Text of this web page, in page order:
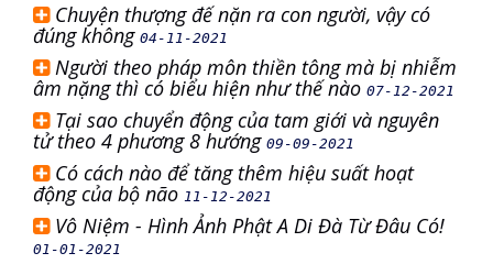
Chuyện thượng đế nặn ra con người, vậy có
đúng không 04-11-2021
Người theo pháp môn thiền tông mà bị nhiễm
âm nặng thì có biểu hiện như thế nào 07-12-2021
Tại sao chuyển động của tam giới và nguyên
tử theo 4 phương 8 hướng 09-09-2021
Có cách nào để tăng thêm hiệu suất hoạt
động của bộ não 11-12-2021
Vô Niệm - Hình Ảnh Phật A Di Đà Từ Đâu Có!
01-01-2021